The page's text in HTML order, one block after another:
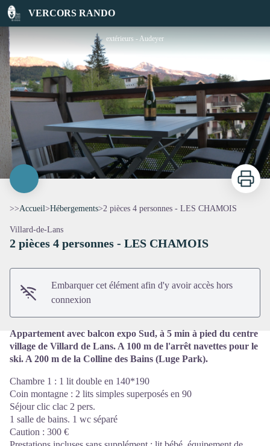
VERCORS RANDO
2 pièces 4 personnes - LES CHAMOIS
extérieurs - Audeyer
Imprimer
>>Accueil>Hébergements>2 pièces 4 personnes - LES CHAMOIS
Villard-de-Lans
2 pièces 4 personnes - LES CHAMOIS
Embarquer cet élément afin d'y avoir accès hors
connexion
Appartement avec balcon expo Sud, à 5 min à pied du centre
village de Villard de Lans. A 100 m de l'arrêt navettes pour le
ski. A 200 m de la Colline des Bains (Luge Park).
Chambre 1 : 1 lit double en 140*190
Coin montagne : 2 lits simples superposés en 90
Séjour clic clac 2 pers.
1 salle de bains. 1 wc séparé
Caution : 300 €